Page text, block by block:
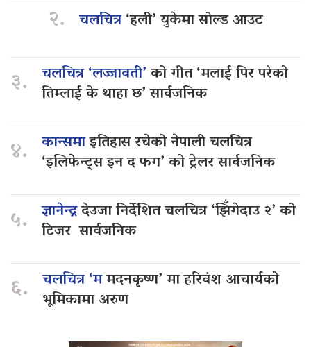
२. चलचित्र‘हली’ युकेमा सोल्ड आउट
३. चलचित्र ‘लज्जावती’को गीत ‘मलाई पिर परेको
तिम्लाई के थाहा छ’ सार्वजनिक
४. कान्समाइतिहास रचेको नेपाली चलचित्र
‘इलिफेन्ट्स इन द फग’ को ट्रेलर सार्वजनिक
५. ज्ञानेन्द्रदेउजा निर्देशित चलचित्र ‘झिँगेदाउ २’ को
टिजर सार्वजनिक
६. चलचित्र ‘ममदनकृष्ण’ मा हरिवंश आचार्यको
भूमिकामा अरुण